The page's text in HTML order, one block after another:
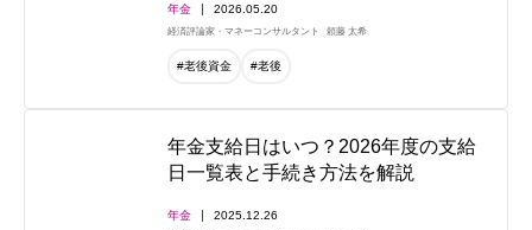
年金 2026.05.20
経済評論家・マネーコンサルタント 頼藤 太希
#老後資金 #老後
年金支給日はいつ？2026年度の支給
日一覧表と手続き方法を解説
年金 2025.12.26